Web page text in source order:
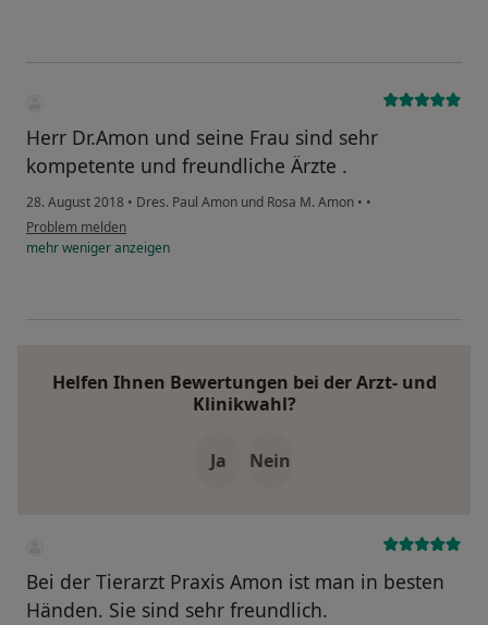
Herr Dr.Amon und seine Frau sind sehr
kompetente und freundliche Ärzte .
28. August 2018 • Dres. Paul Amon und Rosa M. Amon • •
Problem melden
mehrwenigeranzeigen
Helfen Ihnen Bewertungen bei der Arzt- und
Klinikwahl?
Ja Nein
Bei der Tierarzt Praxis Amon ist man in besten
Händen. Sie sind sehr freundlich.